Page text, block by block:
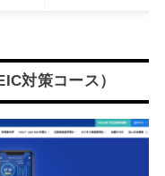
対策コース）